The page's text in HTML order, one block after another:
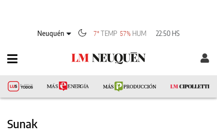
Neuquén 7° TEMP 57% HUM 22:50 HS
Sunak